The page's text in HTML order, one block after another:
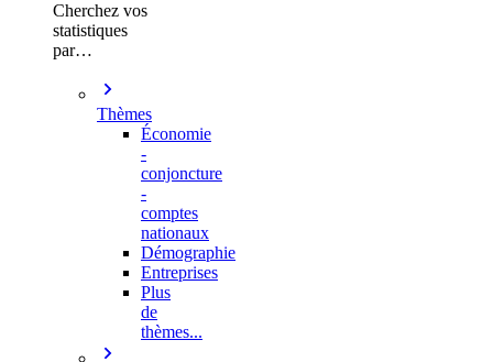
Cherchez vos
statistiques
par…
Thèmes
Économie
-
conjoncture
-
comptes
nationaux
Démographie
Entreprises
Plus
de
thèmes...